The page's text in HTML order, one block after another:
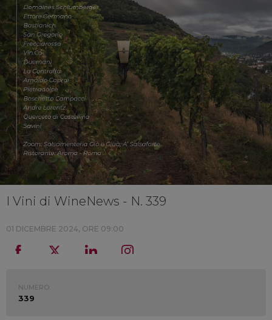
I Vini di WineNews - N. 339
01 DICEMBRE 2024, ORE 09:00
NUMERO:
339